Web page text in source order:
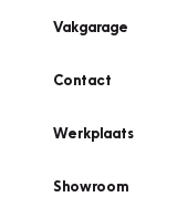
Vakgarage
Contact
Werkplaats
Showroom